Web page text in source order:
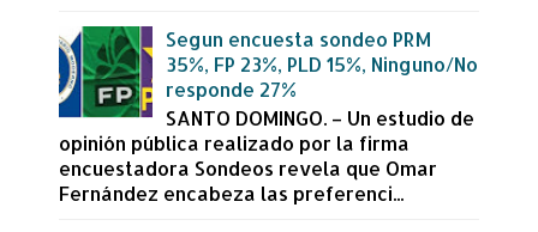
Segun encuesta sondeo PRM
35%, FP 23%, PLD 15%, Ninguno/No
responde 27%
SANTO DOMINGO. – Un estudio de
opinión pública realizado por la firma
encuestadora Sondeos revela que Omar
Fernández encabeza las preferenci...